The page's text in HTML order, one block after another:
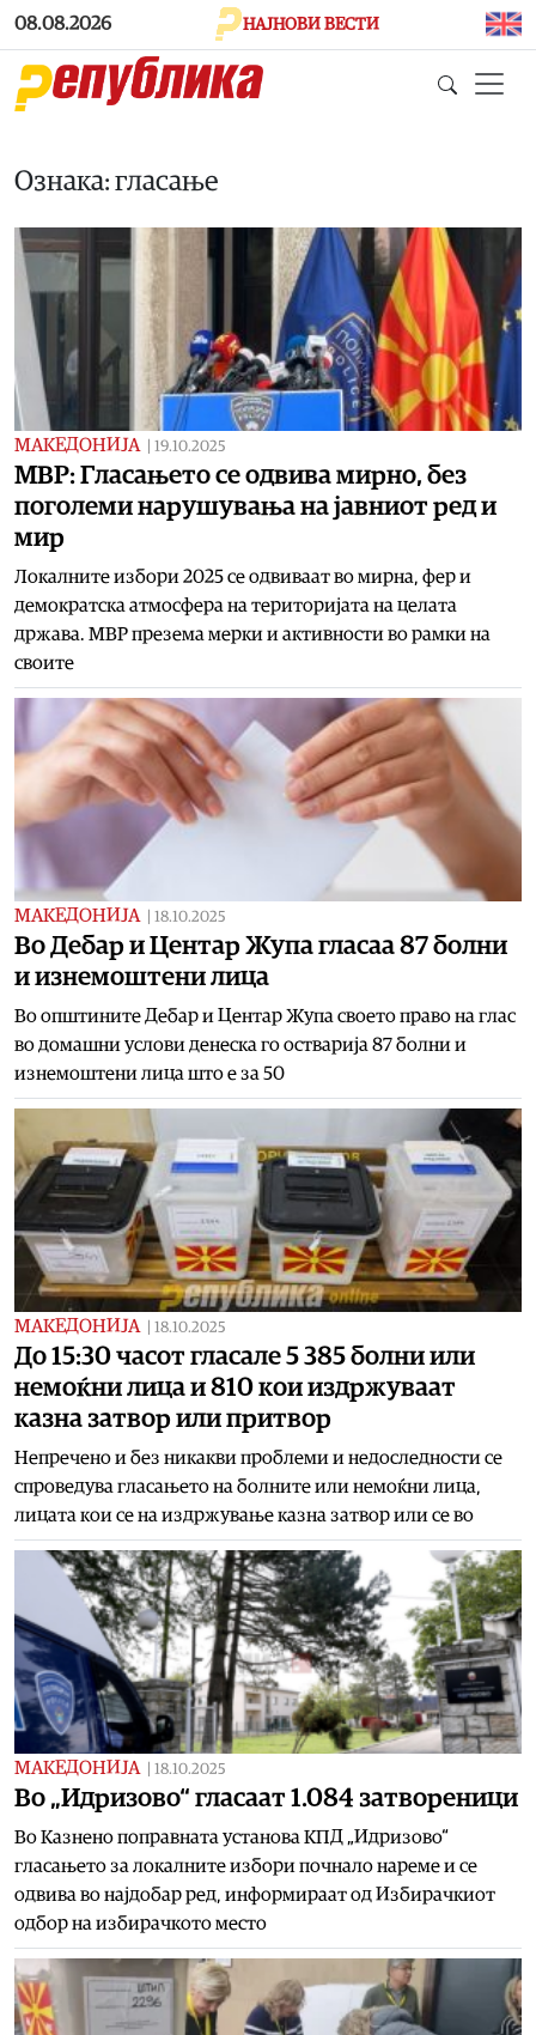
Skip to main content
08.08.2026 НАЈНОВИ ВЕСТИ
Ознака: гласање
МАКЕДОНИЈА 19.10.2025
МВР: Гласањето се одвива мирно, без
поголеми нарушувања на јавниот ред и
мир
Локалните избори 2025 се одвиваат во мирна, фер и
демократска атмосфера на територијата на целата
држава. МВР презема мерки и активности во рамки на
своите
МАКЕДОНИЈА 18.10.2025
Во Дебар и Центар Жупа гласаа 87 болни
и изнемоштени лица
Во општините Дебар и Центар Жупа своето право на глас
во домашни услови денеска го остварија 87 болни и
изнемоштени лица што е за 50
МАКЕДОНИЈА 18.10.2025
До 15:30 часот гласале 5 385 болни или
немоќни лица и 810 кои издржуваат
казна затвор или притвор
Непречено и без никакви проблеми и недоследности се
спроведува гласањето на болните или немоќни лица,
лицата кои се на издржување казна затвор или се во
МАКЕДОНИЈА 18.10.2025
Во „Идризово“ гласаат 1.084 затвореници
Во Казнено поправната установа КПД „Идризово“
гласањето за локалните избори почнало нареме и се
одвива во најдобар ред, информираат од Избирачкиот
одбор на избирачкото место